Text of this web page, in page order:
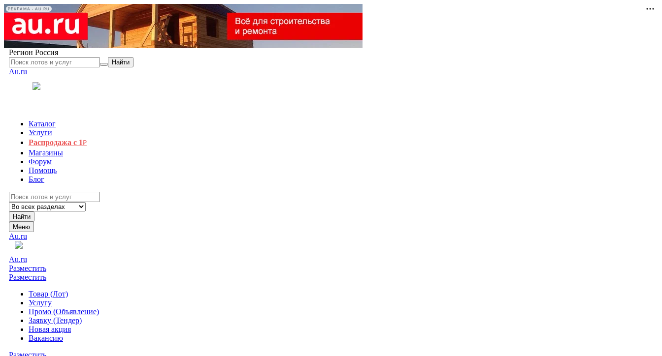
РЕКЛАМА • AU.RU
Регион Россия
Найти
Au.ru
Каталог
Услуги
Распродажа с 1₽
Магазины
Форум
Помощь
Блог
Найти
Меню
Au.ru
Au.ru
Разместить
Разместить
Товар (Лот)
Услугу
Промо (Объявление)
Заявку (Тендер)
Новая акция
Вакансию